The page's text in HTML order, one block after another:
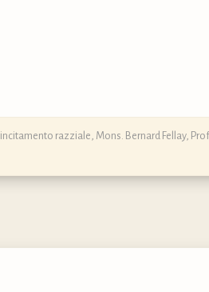
incitamento razziale Mons. Bernard Fellay,